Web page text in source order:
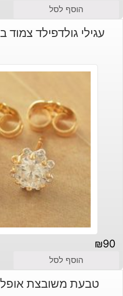
הוסף לסל
עגילי גולדפילד צמוד
₪90
הוסף לסל
טבעת משובצת אופל